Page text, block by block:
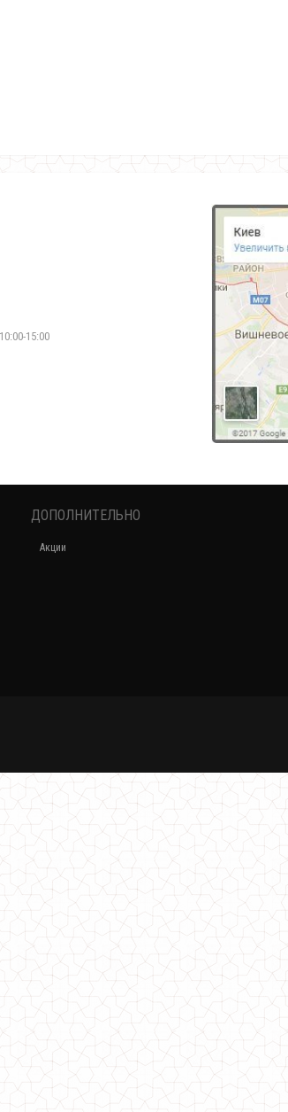
удлиненного кроя
куртка с надписями
1400.00грн.
зимняя с холлофайбером
15:00
ДОПОЛНИТЕЛЬНО
Акции